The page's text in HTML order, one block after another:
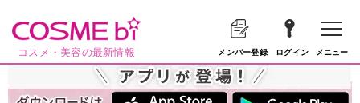
コスメ・美容の最新情報 メンバー登録 ログイン メニュー